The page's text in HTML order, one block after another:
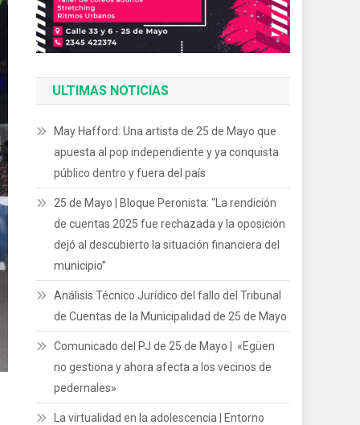
ULTIMAS NOTICIAS
May Hafford: Una artista de 25 de Mayo que
apuesta al pop independiente y ya conquista
público dentro y fuera del país
25 de Mayo | Bloque Peronista: “La rendición
de cuentas 2025 fue rechazada y la oposición
dejó al descubierto la situación financiera del
municipio”
Análisis Técnico Jurídico del fallo del Tribunal
de Cuentas de la Municipalidad de 25 de Mayo
Comunicado del PJ de 25 de Mayo | «Egüen
no gestiona y ahora afecta a los vecinos de
pedernales»
La virtualidad en la adolescencia | Entorno